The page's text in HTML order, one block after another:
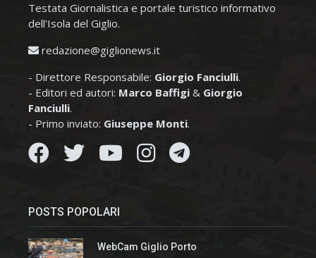
Testata Giornalistica e portale turistico informativo
dell'Isola del Giglio.
redazione@giglionews.it
- Direttore Responsabile: Giorgio Fanciulli.
- Editori ed autori: Marco Baffigi & Giorgio
Fanciulli.
- Primo inviato: Giuseppe Monti.
POSTS POPOLARI
WebCam Giglio Porto